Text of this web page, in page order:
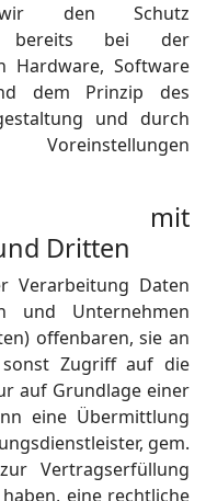
wir den Schutz
bereits bei der
Hardware, Software
dem Prinzip des
und durch
mit
Dritten
Verarbeitung Daten
und Unternehmen
offenbaren, sie an
Zugriff auf die
auf Grundlage einer
eine Übermittlung
gem.
Vertragserfüllung
eine rechtliche